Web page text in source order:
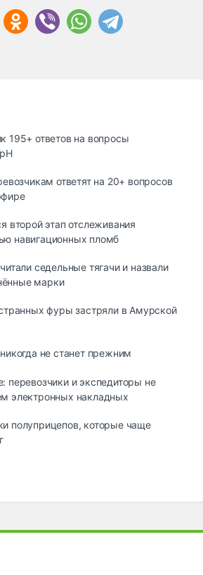
195+ ответов на вопросы
ответят на 20+ вопросов
второй этап отслеживания
навигационных пломб
седельные тягачи и назвали
марки
фуры застряли в Амурской
не станет прежним
перевозчики и экспедиторы не
электронных накладных
полуприцепов, которые чаще